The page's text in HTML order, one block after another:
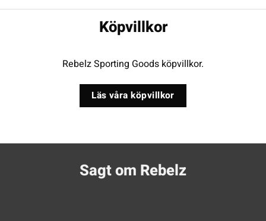
Köpvillkor
Rebelz Sporting Goods köpvillkor.
Läs våra köpvillkor
Sagt om Rebelz